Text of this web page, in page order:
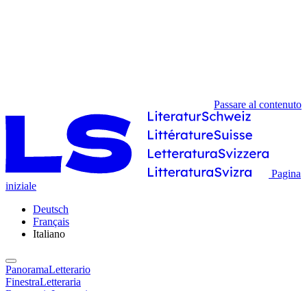
Passare al contenuto
Pagina
iniziale
Deutsch
Français
Italiano
PanoramaLetterario
FinestraLetteraria